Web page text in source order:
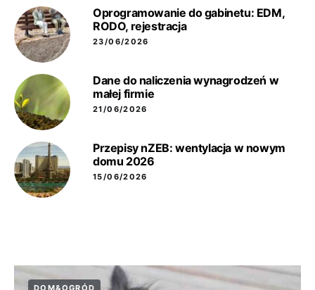
Oprogramowanie do gabinetu: EDM,
RODO, rejestracja
23/06/2026
Dane do naliczenia wynagrodzeń w
małej firmie
21/06/2026
Przepisy nZEB: wentylacja w nowym
domu 2026
15/06/2026
DOM&OGRÓD